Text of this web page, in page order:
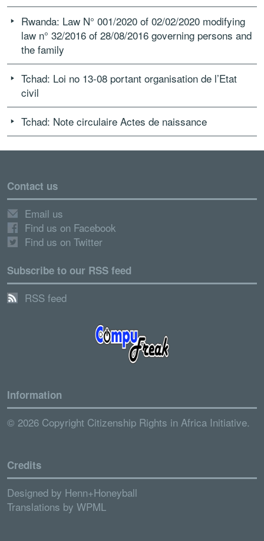
Rwanda: Law N° 001/2020 of 02/02/2020 modifying
law n° 32/2016 of 28/08/2016 governing persons and
the family
Tchad: Loi no 13-08 portant organisation de l’Etat
civil
Tchad: Note circulaire Actes de naissance
Contact us
Email us
Find us on Facebook
Find us on Twitter
Subscribe to our RSS feed
RSS feed
Information
© 2026 Copyright Citizenship Rights in Africa Initiative.
Credits
Designed by Henn+Honeyball
Translations by WPML